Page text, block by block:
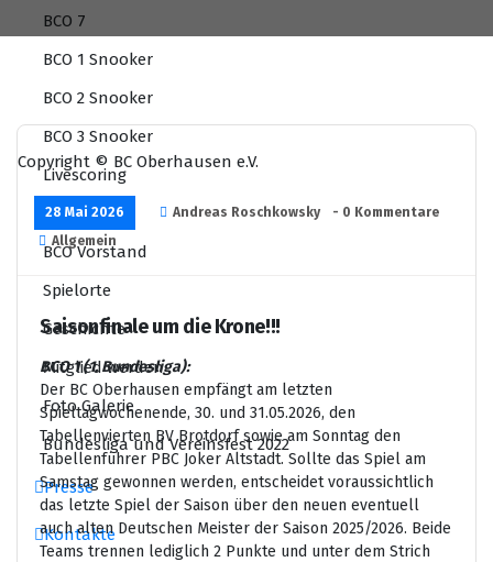
BCO 7
BCO 1 Snooker
BCO 2 Snooker
BCO 3 Snooker
Livescoring
Mitglieder
BCO Vorstand
Spielorte
Geschichte
Mitglied werden
Foto Galerie
Bundesliga und Vereinsfest 2022
Presse
Kontakte
Copyright © BC Oberhausen e.V.
28 Mai 2026 Andreas Roschkowsky
- 0 Kommentare
Allgemein
Saisonfinale um die Krone!!!
BCO 1 (1. Bundesliga):
Der BC Oberhausen empfängt am letzten
Spieltagwochenende, 30. und 31.05.2026, den
Tabellenvierten BV Brotdorf sowie am Sonntag den
Tabellenführer PBC Joker Altstadt. Sollte das Spiel am
Samstag gewonnen werden, entscheidet voraussichtlich
das letzte Spiel der Saison über den neuen eventuell
auch alten Deutschen Meister der Saison 2025/2026. Beide
Teams trennen lediglich 2 Punkte und unter dem Strich